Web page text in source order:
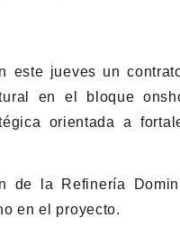
este jueves un
en el bloque
orientada a
la Refinería
en el proyecto.